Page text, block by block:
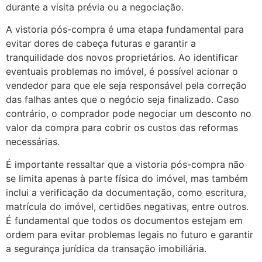
durante a visita prévia ou a negociação.
A vistoria pós-compra é uma etapa fundamental para
evitar dores de cabeça futuras e garantir a
tranquilidade dos novos proprietários. Ao identificar
eventuais problemas no imóvel, é possível acionar o
vendedor para que ele seja responsável pela correção
das falhas antes que o negócio seja finalizado. Caso
contrário, o comprador pode negociar um desconto no
valor da compra para cobrir os custos das reformas
necessárias.
É importante ressaltar que a vistoria pós-compra não
se limita apenas à parte física do imóvel, mas também
inclui a verificação da documentação, como escritura,
matrícula do imóvel, certidões negativas, entre outros.
É fundamental que todos os documentos estejam em
ordem para evitar problemas legais no futuro e garantir
a segurança jurídica da transação imobiliária.